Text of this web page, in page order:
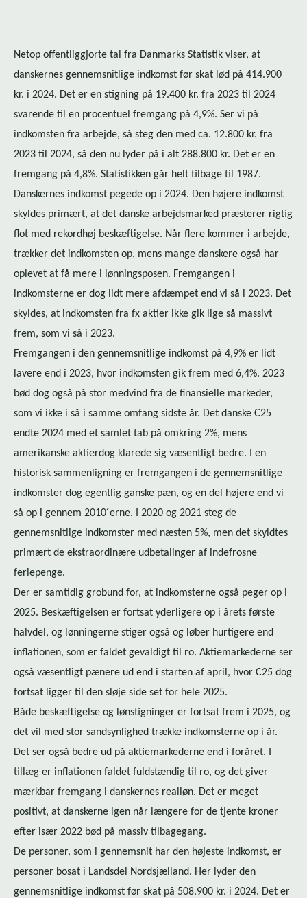
Netop of­fent­lig­gjor­te tal fra Danmarks Statistik viser, at
danskernes gennemsnitlige indkomst før skat lød på 414.900
kr. i 2024. Det er en stigning på 19.400 kr. fra 2023 til 2024
svarende til en procentuel fremgang på 4,9%. Ser vi på
indkomsten fra arbejde, så steg den med ca. 12.800 kr. fra
2023 til 2024, så den nu lyder på i alt 288.800 kr. Det er en
fremgang på 4,8%. Statistikken går helt tilbage til 1987.
Danskernes indkomst pegede op i 2024. Den højere indkomst
skyldes primært, at det danske arbejdsmarked præsterer rigtig
flot med rekordhøj beskæftigelse. Når flere kommer i arbejde,
trækker det indkomsten op, mens mange danskere også har
oplevet at få mere i lønningsposen. Fremgangen i
indkomsterne er dog lidt mere afdæmpet end vi så i 2023. Det
skyldes, at indkomsten fra fx aktier ikke gik lige så massivt
frem, som vi så i 2023.
Fremgangen i den gennemsnitlige indkomst på 4,9% er lidt
lavere end i 2023, hvor indkomsten gik frem med 6,4%. 2023
bød dog også på stor medvind fra de finansielle markeder,
som vi ikke i så i samme omfang sidste år. Det danske C25
endte 2024 med et samlet tab på omkring 2%, mens
amerikanske aktierdog klarede sig væsentligt bedre. I en
historisk sammenligning er fremgangen i de gennemsnitlige
indkomster dog egentlig ganske pæn, og en del højere end vi
så op i gennem 2010´erne. I 2020 og 2021 steg de
gennemsnitlige indkomster med næsten 5%, men det skyldtes
primært de ekstraordinære udbetalinger af indefrosne
feriepenge.
Der er samtidig grobund for, at indkomsterne også peger op i
2025. Beskæftigelsen er fortsat yderligere op i årets første
halvdel, og lønningerne stiger også og løber hurtigere end
inflationen, som er faldet gevaldigt til ro. Ak­tie­mar­ke­der­ne ser
også væsentligt pænere ud end i starten af april, hvor C25 dog
fortsat ligger til den sløje side set for hele 2025.
Både beskæftigelse og lønstigninger er fortsat frem i 2025, og
det vil med stor sandsynlighed trække indkomsterne op i år.
Det ser også bedre ud på ak­tie­mar­ke­der­ne end i foråret. I
tillæg er inflationen faldet fuldstændig til ro, og det giver
mærkbar fremgang i danskernes realløn. Det er meget
positivt, at danskerne igen når længere for de tjente kroner
efter især 2022 bød på massiv tilbagegang.
De personer, som i gennemsnit har den højeste indkomst, er
personer bosat i Landsdel Nordsjælland. Her lyder den
gennemsnitlige indkomst før skat på 508.900 kr. i 2024. Det er